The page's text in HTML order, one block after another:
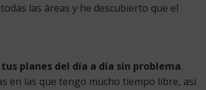
las áreas y he descubierto que el
planes del día a día sin problema.
en las que tengo mucho tiempo libre, así